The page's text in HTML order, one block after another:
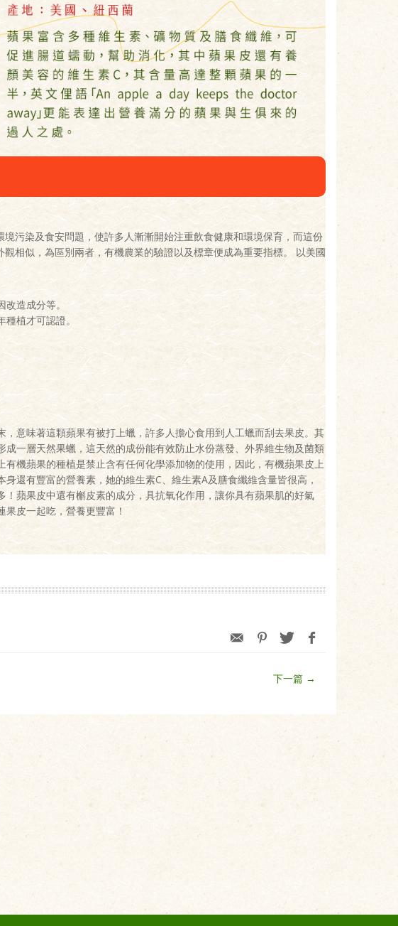
污染及食安問題，使許多人漸漸開始注重飲食健康和環境保育，而這份
相似，為區別兩者，有機農業的驗證以及標章便成為重要指標。 以美國
造成分等。
植才可認證。
，意味著這顆蘋果有被打上蠟，許多人擔心食用到人工蠟而刮去果皮。其
成一層天然果蠟，這天然的成份能有效防止水份蒸發、外界維生物及菌類
有機蘋果的種植是禁止含有任何化學添加物的使用，因此，有機蘋果皮上
身還有豐富的營養素，她的維生素C、維生素A及膳食纖維含量皆很高，
！蘋果皮中還有槲皮素的成分，具抗氧化作用，讓你具有蘋果肌的好氣
果皮一起吃，營養更豐富！
下一篇 →